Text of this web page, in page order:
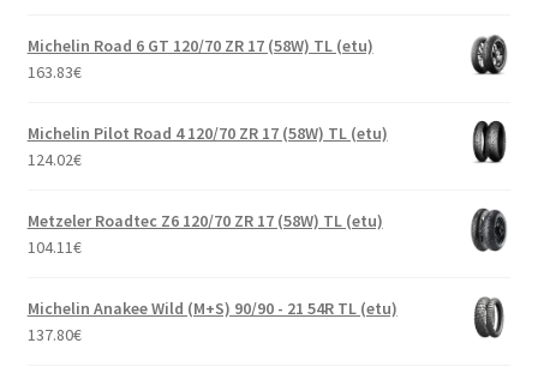
Michelin Road 6 GT 120/70 ZR 17 (58W) TL (etu)
163.83€
Michelin Pilot Road 4 120/70 ZR 17 (58W) TL (etu)
124.02€
Metzeler Roadtec Z6 120/70 ZR 17 (58W) TL (etu)
104.11€
Michelin Anakee Wild (M+S) 90/90 - 21 54R TL (etu)
137.80€